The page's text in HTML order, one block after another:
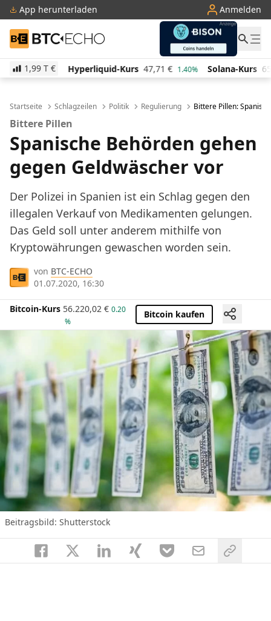
App herunterladen Anmelden
BTC-ECHO
1,99 T €
Kurs 47,71 € 1.40% Solana-Kurs 65,94 € 3.10%
Startseite Schlagzeilen Politik Regulierung Bittere Pillen:
Bittere Pillen
Spanische Behörden gehen
gegen Geldwäscher vor
Der Polizei in Spanien ist ein Schlag gegen den
illegalen Verkauf von Medikamenten gelungen.
Das Geld soll unter anderem mithilfe von
Kryptowährungen gewaschen worden sein.
von BTC-ECHO
01.07.2020, 16:30
Bitcoin-Kurs 56.220,02 € 0.20
%
Bitcoin kaufen
Beitragsbild: Shutterstock